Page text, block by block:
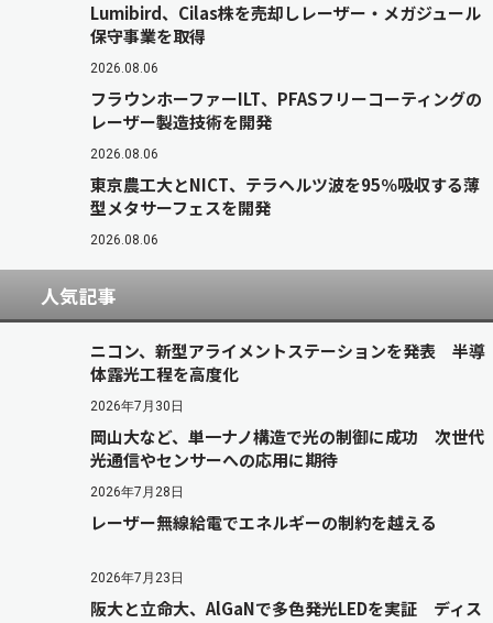
Lumibird、Cilas株を売却しレーザー・メガジュール
保守事業を取得
2026.08.06
フラウンホーファーILT、PFASフリーコーティングの
レーザー製造技術を開発
2026.08.06
東京農工大とNICT、テラヘルツ波を95％吸収する薄
型メタサーフェスを開発
2026.08.06
人気記事
ニコン、新型アライメントステーションを発表 半導
体露光工程を高度化
2026年7月30日
岡山大など、単一ナノ構造で光の制御に成功 次世代
光通信やセンサーへの応用に期待
2026年7月28日
レーザー無線給電でエネルギーの制約を越える
2026年7月23日
阪大と立命大、AlGaNで多色発光LEDを実証 ディス